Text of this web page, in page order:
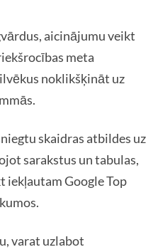
aicinājumu veikt
meta
noklikšķināt uz
skaidras atbildes uz
sarakstus un tabulas,
Google Top
varat uzlabot